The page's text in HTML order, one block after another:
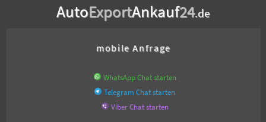
AutoExportAnkauf24.de
mobile Anfrage
WhatsApp Chat starten
Telegram Chat starten
Viber Chat starten